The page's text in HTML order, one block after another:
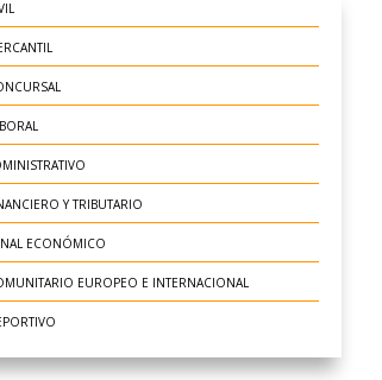
Y TRIBUTARIO
ECONÓMICO
EUROPEO E INTERNACIONAL